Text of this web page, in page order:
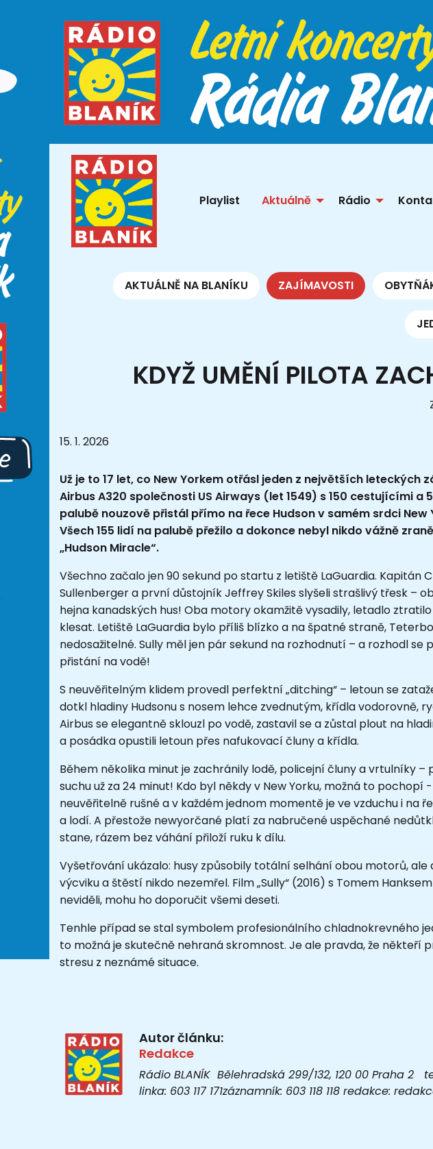
Playlist Aktuálně Rádio
AKTUÁLNĚ NA BLANÍKU ZAJÍMAVOSTI
KDYŽ UMĚNÍ PILOTA
15. 1. 2026
Už je to 17 let, co New Yorkem otřásl jeden z největších leteckých
Airbus A320 společnosti US Airways (let 1549) s 150 cestujícími a
palubě nouzově přistál přímo na řece Hudson v samém srdci New
Všech 155 lidí na palubě přežilo a dokonce nebyl nikdo vážně
„Hudson Miracle“.
Všechno začalo jen 90 sekund po startu z letiště LaGuardia. Kapitán
Sullenberger a první důstojník Jeffrey Skiles slyšeli strašlivý třesk –
hejna kanadských hus! Oba motory okamžitě vysadily, letadlo
klesat. Letiště LaGuardia bylo příliš blízko a na špatné straně,
nedosažitelné. Sully měl jen pár sekund na rozhodnutí – a rozhodl se
přistání na vodě!
S neuvěřitelným klidem provedl perfektní „ditching“ – letoun se
dotkl hladiny Hudsonu s nosem lehce zvednutým, křídla vodorovně,
Airbus se elegantně sklouzl po vodě, zastavil se a zůstal plout na
a posádka opustili letoun přes nafukovací čluny a křídla.
Během několika minut je zachránily lodě, policejní čluny a vrtulníky –
suchu už za 24 minut! Kdo byl někdy v New Yorku, možná to pochopí
neuvěřitelně rušné a v každém jednom momentě je ve vzduchu i na
a lodí. A přestože newyorčané platí za nabručené uspěchané
stane, rázem bez váhání přiloží ruku k dílu.
Vyšetřování ukázalo: husy způsobily totální selhání obou motorů,
výcviku a štěstí nikdo nezemřel. Film „Sully“ (2016) s Tomem
neviděli, mohu ho doporučit všemi deseti.
Tenhle případ se stal symbolem profesionálního chladnokrevného
to možná je skutečně nehraná skromnost. Je ale pravda, že
stresu z neznámé situace.
Autor článku:
Redakce
Rádio BLANÍK Bělehradská 299/132, 120 00 Praha 2
linka: 603 117 171záznamník: 603 118 118 redakce: